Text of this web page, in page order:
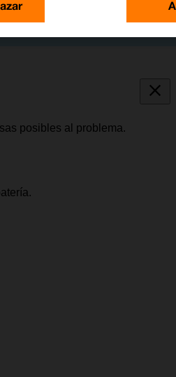
posibles al problema.